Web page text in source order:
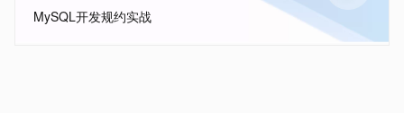
MySQL开发规约实战